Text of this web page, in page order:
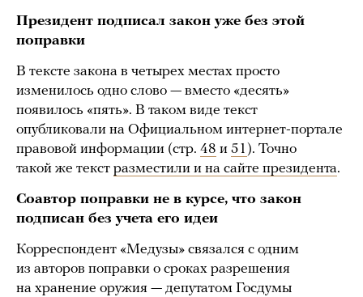
Президент подписал закон уже без этой
поправки
В тексте закона в четырех местах просто
изменилось одно слово — вместо «десять»
появилось «пять». В таком виде текст
опубликовали на Официальном интернет-портале
правовой информации (стр. 48 и 51 ). Точно
такой же текст разместили и на сайте президента.
Соавтор поправки не в курсе, что закон
подписан без учета его идеи
Корреспондент «Медузы» связался с одним
из авторов поправки о сроках разрешения
на хранение оружия — депутатом Госдумы